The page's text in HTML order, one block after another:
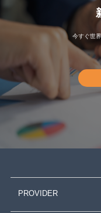
今すぐ世
PROVIDER